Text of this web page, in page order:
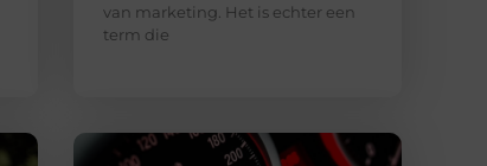
van marketing. Het is echter een
term die